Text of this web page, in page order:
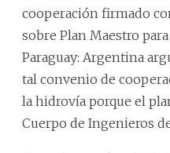
cooperación firmado
sobre Plan Maestro
Paraguay: Argentina
tal convenio de
la hidrovía porque el
Cuerpo de Ingenieros